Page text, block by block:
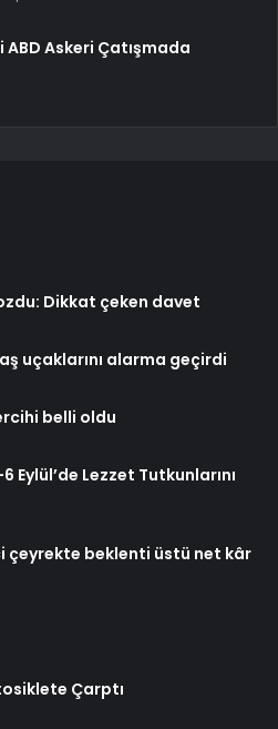
ABD Askeri Çatışmada
Dikkat çeken davet
uçaklarını alarma geçirdi
belli oldu
Eylül’de Lezzet Tutkunlarını
çeyrekte beklenti üstü net kâr
Çarptı